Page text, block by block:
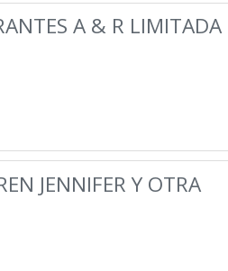
A & R LIMITADA
JENNIFER Y OTRA